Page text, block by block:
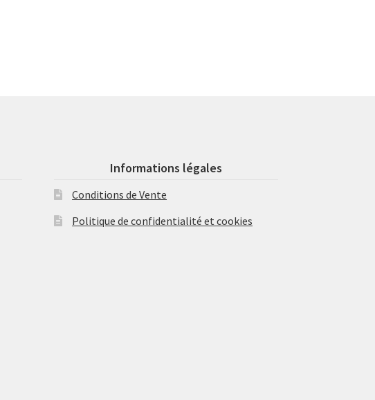
Informations légales
Conditions de Vente
Politique de confidentialité et cookies